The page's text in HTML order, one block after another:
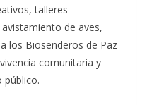
talleres
de aves,
los Biosenderos de Paz
comunitaria y
público.